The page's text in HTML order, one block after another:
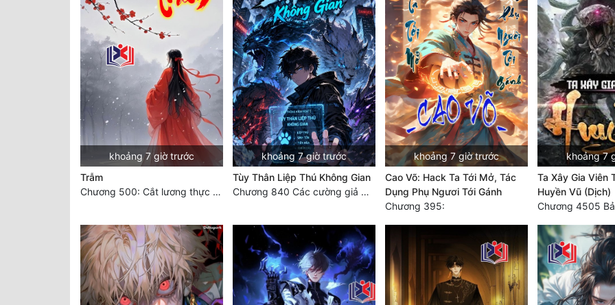
khoảng 7 giờ trước
Trẫm
Chương 500: Cắt lương thực là có thể thu hồi Macao (1)
khoảng 7 giờ trước
Tùy Thân Liệp Thú Không Gian
Chương 840 Các cường giả Hằng Tinh cấp khác đâu?
khoảng 7 giờ trước
Cao Võ: Hack Ta Tới Mở, Tác
Dụng Phụ Ngươi Tới Gánh
Chương 395:
khoảng 7
Ta Xây Gia Viên
Huyền Vũ (Dịch)
Chương 4505